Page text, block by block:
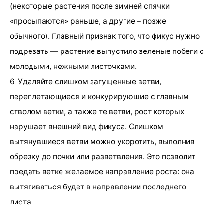
(некоторые растения после зимней спячки
«просыпаются» раньше, а другие – позже
обычного). Главный признак того, что фикус нужно
подрезать — растение выпустило зеленые побеги с
молодыми, нежными листочками.
6. Удаляйте слишком загущенные ветви,
переплетающиеся и конкурирующие с главным
стволом ветки, а также те ветви, рост которых
нарушает внешний вид фикуса. Слишком
вытянувшиеся ветви можно укоротить, выполнив
обрезку до почки или разветвления. Это позволит
предать ветке желаемое направление роста: она
вытягиваться будет в направлении последнего
листа.